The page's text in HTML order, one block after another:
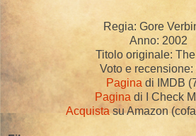
Regia: Gore
Anno: 2002
Titolo originale:
Voto e recensione:
Pagina di IMDB
Pagina di I Check
Acquistasu Amazon